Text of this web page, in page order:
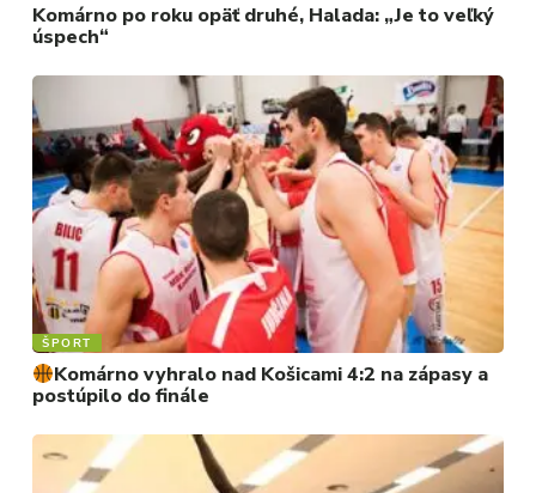
Komárno po roku opäť druhé, Halada: „Je to veľký
úspech“
ŠPORT
Komárno vyhralo nad Košicami 4:2 na zápasy a
postúpilo do finále